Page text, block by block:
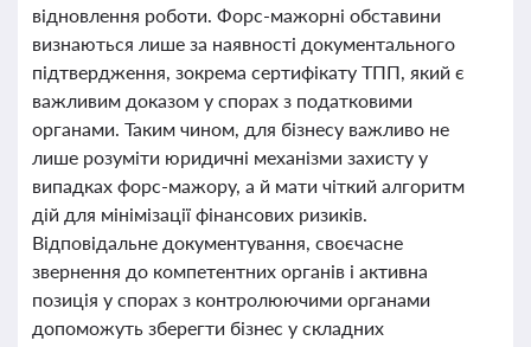
відновлення роботи. Форс-мажорні обставини
визнаються лише за наявності документального
підтвердження, зокрема сертифікату ТПП, який є
важливим доказом у спорах з податковими
органами. Таким чином, для бізнесу важливо не
лише розуміти юридичні механізми захисту у
випадках форс-мажору, а й мати чіткий алгоритм
дій для мінімізації фінансових ризиків.
Відповідальне документування, своєчасне
звернення до компетентних органів і активна
позиція у спорах з контролюючими органами
допоможуть зберегти бізнес у складних